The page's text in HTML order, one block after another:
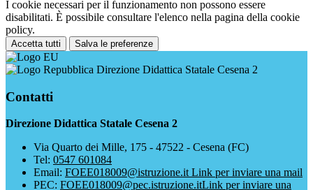
I cookie necessari per il funzionamento non possono essere
disabilitati. È possibile consultare l'elenco nella pagina della cookie
policy.
Accetta tutti Salva le preferenze
Direzione Didattica Statale Cesena 2
Contatti
Direzione Didattica Statale Cesena 2
Via Quarto dei Mille, 175 - 47522 - Cesena (FC)
Tel: 0547 601084
Email: FOEE018009@istruzione.it Link per inviare una mail
PEC: FOEE018009@pec.istruzione.itLink per inviare una